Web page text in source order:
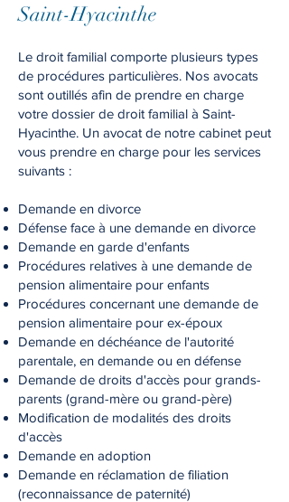
Saint-Hyacinthe
Le droit familial comporte plusieurs types
de procédures particulières. Nos avocats
sont outillés afin de prendre en charge
votre dossier de droit familial à Saint-
Hyacinthe. Un avocat de notre cabinet peut
vous prendre en charge pour les services
suivants :
Demande en divorce
Défense face à une demande en divorce
Demande en garde d'enfants
Procédures relatives à une demande de
pension alimentaire pour enfants
Procédures concernant une demande de
pension alimentaire pour ex-époux
Demande en déchéance de l'autorité
parentale, en demande ou en défense
Demande de droits d'accès pour grands-
parents (grand-mère ou grand-père)
Modification de modalités des droits
d'accès
Demande en adoption
Demande en réclamation de filiation
(reconnaissance de paternité)